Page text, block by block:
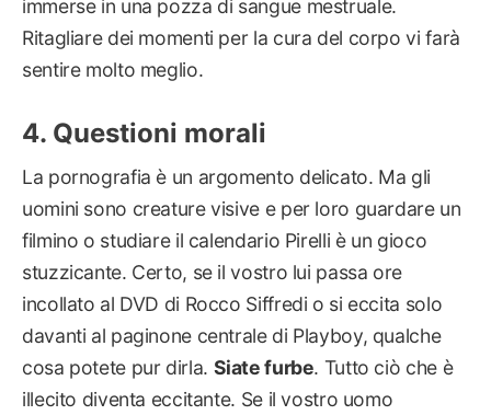
immerse in una pozza di sangue mestruale.
Ritagliare dei momenti per la cura del corpo vi farà
sentire molto meglio.
Questioni morali
La pornografia è un argomento delicato. Ma gli
uomini sono creature visive e per loro guardare un
filmino o studiare il calendario Pirelli è un gioco
stuzzicante. Certo, se il vostro lui passa ore
incollato al DVD di Rocco Siffredi o si eccita solo
davanti al paginone centrale di Playboy, qualche
cosa potete pur dirla. Siate furbe. Tutto ciò che è
illecito diventa eccitante. Se il vostro uomo